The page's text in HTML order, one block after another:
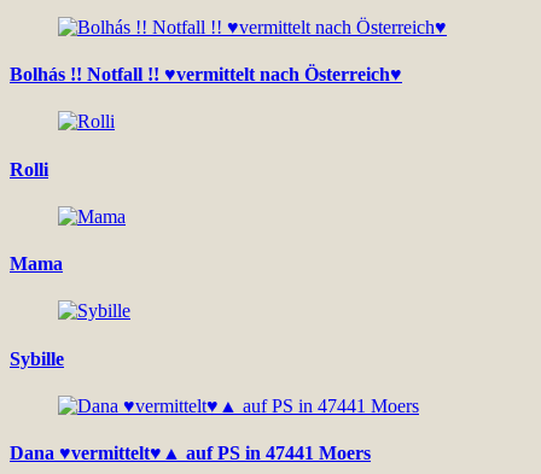
Bolhás !! Notfall !! ♥vermittelt nach Österreich♥
Rolli
Mama
Sybille
Dana ♥vermittelt♥▲ auf PS in 47441 Moers